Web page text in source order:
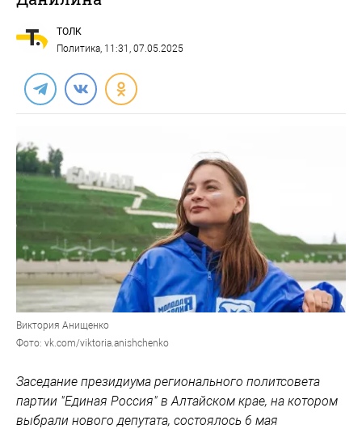
ТОЛК
Политика, 11:31, 07.05.2025
Виктория Анищенко
Фото: vk.com/viktoria.anishchenko
Заседание президиума регионального политсовета
партии "Единая Россия" в Алтайском крае, на котором
выбрали нового депутата, состоялось 6 мая